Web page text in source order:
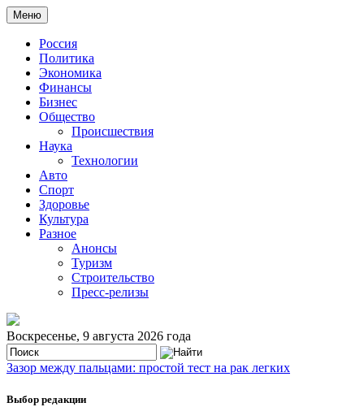
Меню
Россия
Политика
Экономика
Финансы
Бизнес
Общество
Происшествия
Наука
Технологии
Авто
Спорт
Здоровье
Культура
Разное
Анонсы
Туризм
Строительство
Пресс-релизы
Воскресенье, 9 августа 2026 года
Зазор между пальцами: простой тест на рак легких
Выбор редакции